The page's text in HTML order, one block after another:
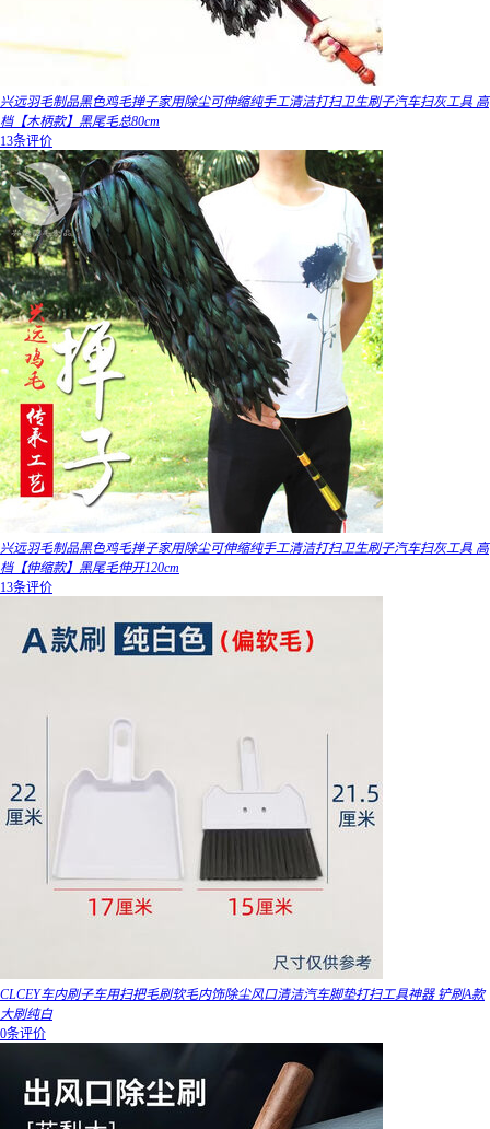
兴远羽毛制品黑色鸡毛掸子家用除尘可伸缩纯手工清洁打扫卫生刷子汽车扫灰工具 高
档【木柄款】黑尾毛总80cm
13条评价
兴远羽毛制品黑色鸡毛掸子家用除尘可伸缩纯手工清洁打扫卫生刷子汽车扫灰工具 高
档【伸缩款】黑尾毛伸开120cm
13条评价
CLCEY车内刷子车用扫把毛刷软毛内饰除尘风口清洁汽车脚垫打扫工具神器 铲刷A款
大刷纯白
0条评价